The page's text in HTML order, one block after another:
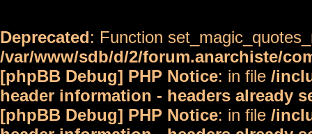
Deprecated: Function
/var/www/sdb/d/2/forum.anarchiste/
[phpBB Debug] PHP Notice: in file /
header information - headers already
[phpBB Debug] PHP Notice: in file /